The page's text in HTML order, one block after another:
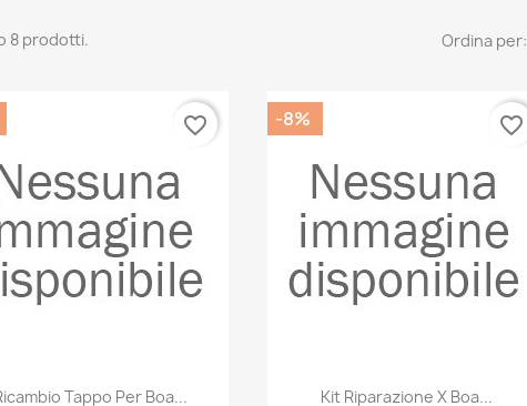
8 prodotti. Ordina per:
Anteprima
Tappo Per Boa...
favorite_border
Anteprima
Kit Riparazione X Boa...
-8% favorite_border